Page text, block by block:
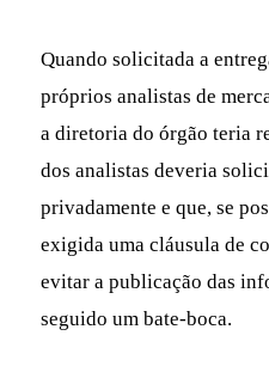
Quando solicitada a
próprios analistas de
a diretoria do órgão teria
dos analistas deveria
privadamente e que, se
exigida uma cláusula de
evitar a publicação das
seguido um bate-boca.